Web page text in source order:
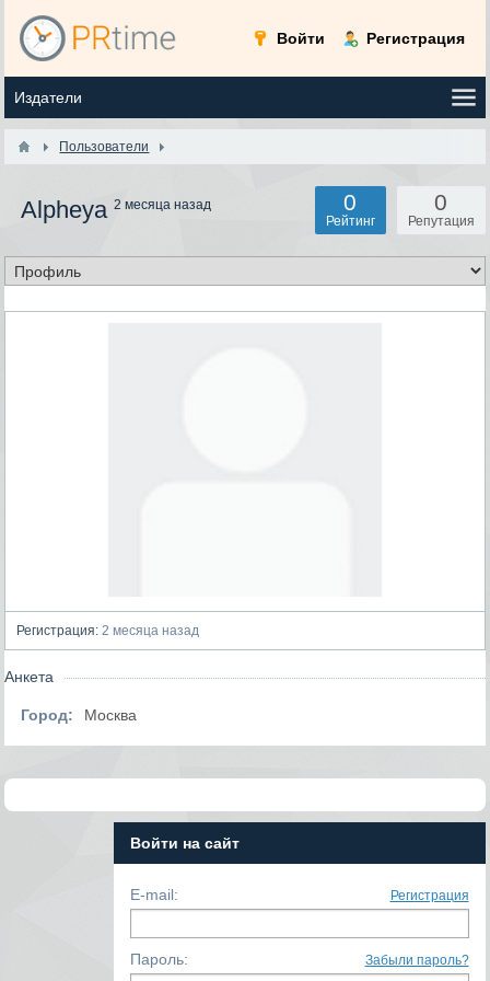
Войти Регистрация
Пользователи
Alpheya2 месяца назад 0
Репутация
0
Рейтинг
Регистрация: 2 месяца назад
Анкета
Город: Москва
Войти на сайт
E-mail: Регистрация
Пароль: Забыли пароль?